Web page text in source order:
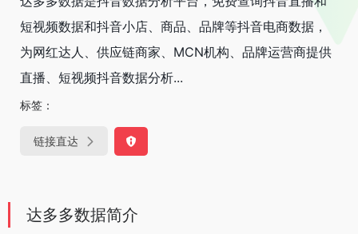
短视频数据和抖音小店、商品、品牌等抖音电商数据，
为网红达人、供应链商家、MCN机构、品牌运营商提供
直播、短视频抖音数据分析...
标签：
链接直达
达多多数据简介